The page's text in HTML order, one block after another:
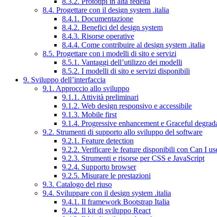
8.4. Progettare con il design system .italia
8.4.1. Documentazione
8.4.2. Benefici del design system
8.4.3. Risorse operative
8.4.4. Come contribuire al design system .italia
8.5. Progettare con i modelli di sito e servizi
8.5.1. Vantaggi dell’utilizzo dei modelli
8.5.2. I modelli di sito e servizi disponibili
9. Sviluppo dell’interfaccia
9.1. Approccio allo sviluppo
9.1.1. Attività preliminari
9.1.2. Web design responsivo e accessibile
9.1.3. Mobile first
9.1.4. Progressive enhancement e Graceful
9.2. Strumenti di supporto allo sviluppo del software
9.2.1. Feature detection
9.2.2. Verificare le feature disponibili con Can I
9.2.3. Strumenti e risorse per CSS e JavaScript
9.2.4. Supporto browser
9.2.5. Misurare le prestazioni
9.3. Catalogo del riuso
9.4. Sviluppare con il design system .italia
9.4.1. Il framework Bootstrap Italia
9.4.2. Il kit di sviluppo React